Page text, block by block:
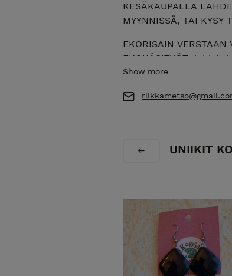
KESÄKAUPALLA
MYYNNISSÄ, TAI KYSY
EKORISAIN VERSTAAN
EKOKÄSITYÖT,
valmistetaan
vanhoihin astioihin,
luontoon ja
käsityötekniikoita.
kunnostusta vanhaa
riikkametso@gmail.com
1.6.2026 alkaen
EkoRisain verstas ei
vähäisyyden vuoksi.
Show more
UNIIKIT